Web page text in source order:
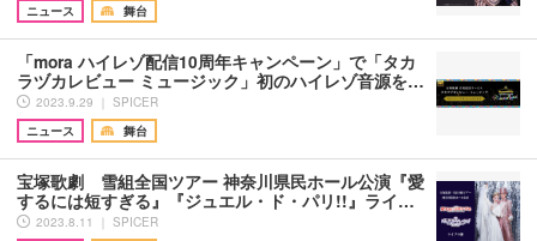
ニュース 舞台
「mora ハイレゾ配信10周年キャンペーン」で「タカ
ラヅカレビュー ミュージック」初のハイレゾ音源を…
2023.9.29 ｜ SPICER
ニュース
舞台
宝塚歌劇 雪組全国ツアー 神奈川県民ホール公演『愛
するには短すぎる』『ジュエル・ド・パリ!!』ライ…
2023.8.11 ｜ SPICER